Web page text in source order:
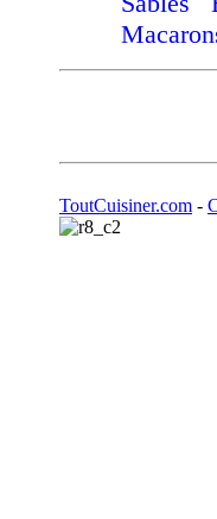
ToutCuisiner.com -